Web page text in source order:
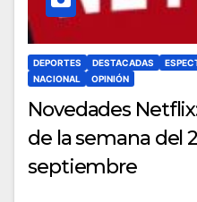
DEPORTES DESTACADAS
NACIONAL
OPINIÓN
Novedades
de la semana del
septiembre